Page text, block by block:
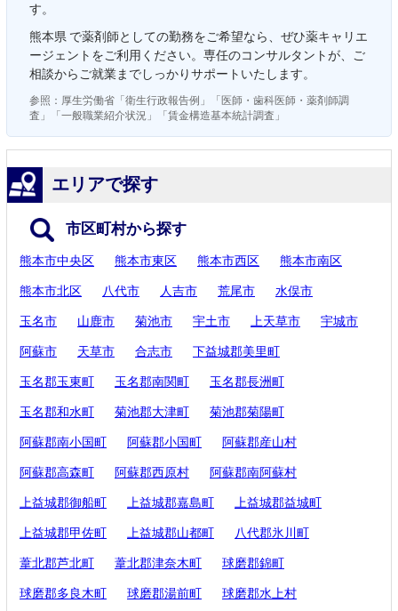
す。
熊本県 で薬剤師としての勤務をご希望なら、ぜひ薬キャリエ
ージェントをご利用ください。専任のコンサルタントが、ご
相談からご就業までしっかりサポートいたします。
参照：厚生労働省「衛生行政報告例」「医師・歯科医師・薬剤師調
査」「一般職業紹介状況」「賃金構造基本統計調査」
エリアで探す
市区町村から探す
熊本市中央区 熊本市東区 熊本市西区 熊本市南区
熊本市北区 八代市 人吉市 荒尾市 水俣市
玉名市 山鹿市 菊池市 宇土市 上天草市 宇城市
阿蘇市 天草市 合志市 下益城郡美里町
玉名郡玉東町 玉名郡南関町 玉名郡長洲町
玉名郡和水町 菊池郡大津町 菊池郡菊陽町
阿蘇郡南小国町 阿蘇郡小国町 阿蘇郡産山村
阿蘇郡高森町 阿蘇郡西原村 阿蘇郡南阿蘇村
上益城郡御船町 上益城郡嘉島町 上益城郡益城町
上益城郡甲佐町 上益城郡山都町 八代郡氷川町
葦北郡芦北町 葦北郡津奈木町 球磨郡錦町
球磨郡多良木町 球磨郡湯前町 球磨郡水上村